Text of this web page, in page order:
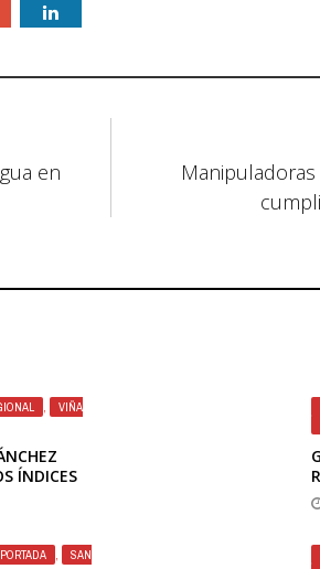
en
,
VIÑA
ÍNDICES
EN
DE
PORTADA ,
SAN